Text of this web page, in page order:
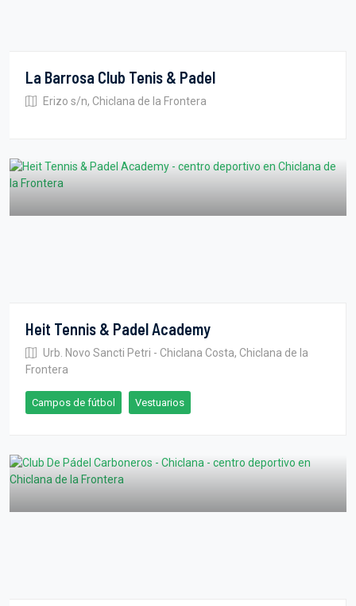
La Barrosa Club Tenis & Padel
Erizo s/n, Chiclana de la Frontera
Heit Tennis & Padel Academy
Urb. Novo Sancti Petri - Chiclana Costa, Chiclana de la
Frontera
Campos de fútbol Vestuarios